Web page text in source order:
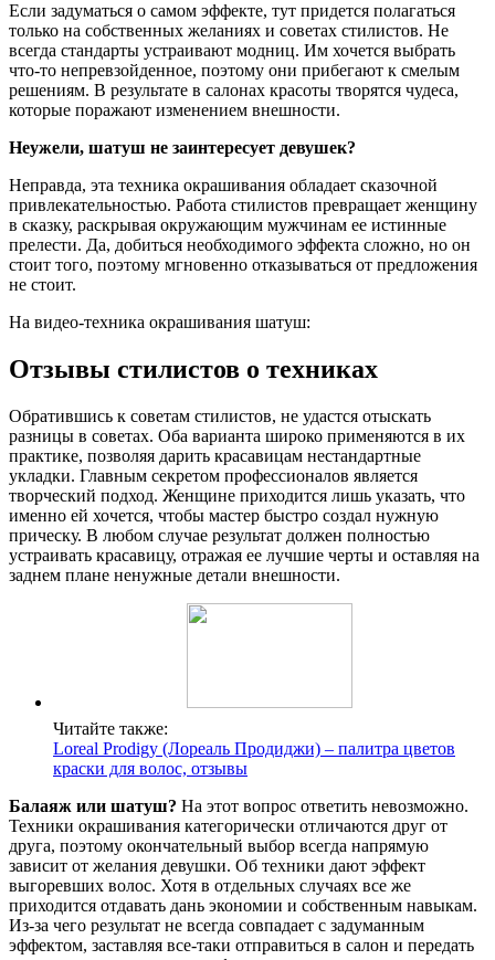
Если задуматься о самом эффекте, тут придется полагаться
только на собственных желаниях и советах стилистов. Не
всегда стандарты устраивают модниц. Им хочется выбрать
что-то непревзойденное, поэтому они прибегают к смелым
решениям. В результате в салонах красоты творятся чудеса,
которые поражают изменением внешности.
Неужели, шатуш не заинтересует девушек?
Неправда, эта техника окрашивания обладает сказочной
привлекательностью. Работа стилистов превращает женщину
в сказку, раскрывая окружающим мужчинам ее истинные
прелести. Да, добиться необходимого эффекта сложно, но он
стоит того, поэтому мгновенно отказываться от предложения
не стоит.
На видео-техника окрашивания шатуш:
Отзывы стилистов о техниках
Обратившись к советам стилистов, не удастся отыскать
разницы в советах. Оба варианта широко применяются в их
практике, позволяя дарить красавицам нестандартные
укладки. Главным секретом профессионалов является
творческий подход. Женщине приходится лишь указать, что
именно ей хочется, чтобы мастер быстро создал нужную
прическу. В любом случае результат должен полностью
устраивать красавицу, отражая ее лучшие черты и оставляя на
заднем плане ненужные детали внешности.
Читайте также:
Loreal Prodigy (Лореаль Продиджи) – палитра цветов
краски для волос, отзывы
Балаяж или шатуш? На этот вопрос ответить невозможно.
Техники окрашивания категорически отличаются друг от
друга, поэтому окончательный выбор всегда напрямую
зависит от желания девушки. Об техники дают эффект
выгоревших волос. Хотя в отдельных случаях все же
приходится отдавать дань экономии и собственным навыкам.
Из-за чего результат не всегда совпадает с задуманным
эффектом, заставляя все-таки отправиться в салон и передать